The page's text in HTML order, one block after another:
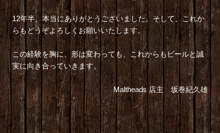
12年半、本当にありがとうございました。そして、これか
らもどうぞよろしくお願いいたします。
この経験を胸に、形は変わっても、これからもビールと誠
実に向き合っていきます。
Maltheads 店主 坂巻紀久雄